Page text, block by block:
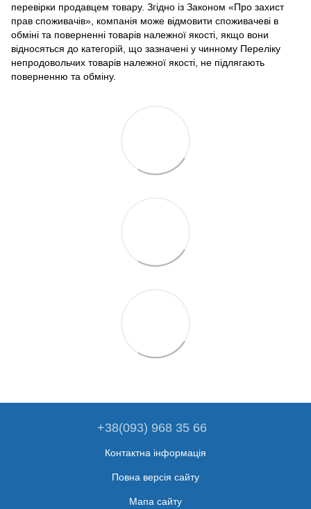
перевірки продавцем товару. Згідно із Законом «Про захист
прав споживачів», компанія може відмовити споживачеві в
обміні та поверненні товарів належної якості, якщо вони
відносяться до категорій, що зазначені у чинному Переліку
непродовольчих товарів належної якості, не підлягають
поверненню та обміну.
+38(093) 968 35 66
Контактна інформація
Повна версія сайту
Мапа сайту